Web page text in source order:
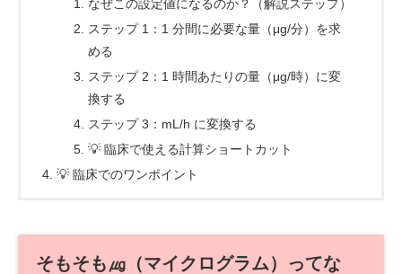
なぜこの設定値になるのか？（解説ステップ）
ステップ 1：1 分間に必要な量（μg/分）を求
める
ステップ 2：1 時間あたりの量（μg/時）に変
換する
ステップ 3：mL/h に変換する
💡 臨床で使える計算ショートカット
💡 臨床でのワンポイント
そもそも㎍（マイクログラム）ってな